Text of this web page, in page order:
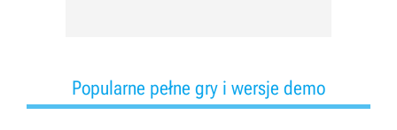
Popularne pełne gry i wersje demo